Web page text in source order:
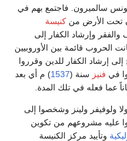
سالميرون. فاجتمع بهم في
تحت الأرض من كنيسة
والفقر وإرشاد الكفار إلى
الحروب قائمة بين الأوروبيين
إرشاد الكفار للدين وقرروا
في فنيز سنة (1537) م أي بعد
عما فعله في تلك المدة.
ولوفيفر ولينز وشخصوا إلى
عليه مشروعهم من تكوين
وتأييد مركز الكنيسة